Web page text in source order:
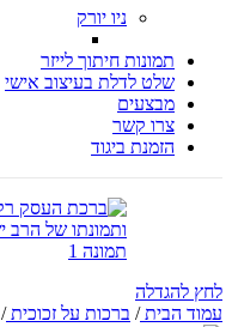
ניו יורק
תמונות חיתוך לייזר
שלט לדלת בעיצוב אישי
מבצעים
צרו קשר
הזמנת ביגוד
לחץ להגדלה
עמוד הבית/ ברכות על זכוכית/